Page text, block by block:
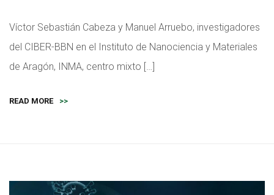
Víctor Sebastián Cabeza y Manuel Arruebo, investigadores
del CIBER-BBN en el Instituto de Nanociencia y Materiales
de Aragón, INMA, centro mixto […]
READ MORE >>